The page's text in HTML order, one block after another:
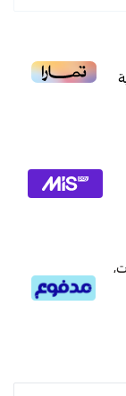
6 دفعات،